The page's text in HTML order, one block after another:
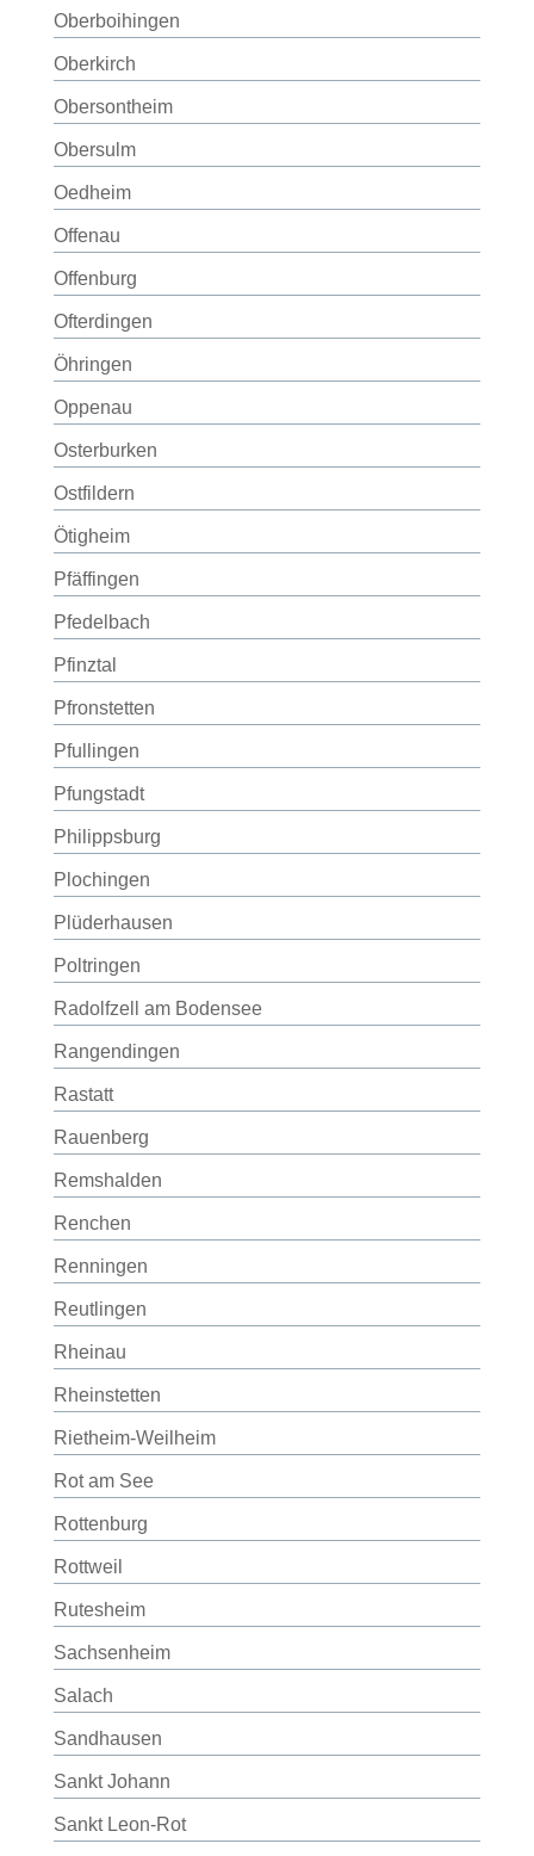
Oberboihingen
Oberkirch
Obersontheim
Obersulm
Oedheim
Offenau
Offenburg
Ofterdingen
Öhringen
Oppenau
Osterburken
Ostfildern
Ötigheim
Pfäffingen
Pfedelbach
Pfinztal
Pfronstetten
Pfullingen
Pfungstadt
Philippsburg
Plochingen
Plüderhausen
Poltringen
Radolfzell am Bodensee
Rangendingen
Rastatt
Rauenberg
Remshalden
Renchen
Renningen
Reutlingen
Rheinau
Rheinstetten
Rietheim-Weilheim
Rot am See
Rottenburg
Rottweil
Rutesheim
Sachsenheim
Salach
Sandhausen
Sankt Johann
Sankt Leon-Rot